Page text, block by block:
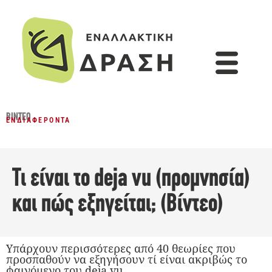
ΒΊΝΤΕΟ
ΕΝΔΙΑΦΈΡΟΝΤΑ
Τι είναι το deja vu (προμνησία)
και πώς εξηγείται; (Βίντεο)
Υπάρχουν περισσότερες από 40 θεωρίες που
προσπαθούν να εξηγήσουν τί είναι ακριβώς το